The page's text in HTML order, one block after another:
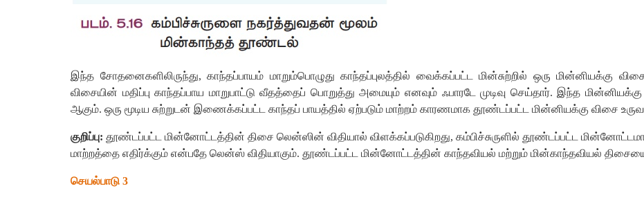
இந்த சோதனைகளிலிருந்து, காந்தப்பாயம் மாறும்பொழுது காந்தப்புலத்தில் வைக்கப்பட்ட மின்சுற்றில் ஒரு மின்னியக்கு
விசையின் மதிப்பு காந்தப்பாய மாறுபாட்டு வீதத்தைப் பொறுத்து அமையும் எனவும் ஃபாரடே முடிவு செய்தார். இந்த மின்னியக்கு
ஆகும். ஒரு மூடிய சுற்றுடன் இணைக்கப்பட்ட காந்தப் பாயத்தில் ஏற்படும் மாற்றம் காரணமாக தூண்டப்பட்ட மின்னியக்கு விசை
குறிப்பு: தூண்டப்பட்ட மின்னோட்டத்தின் திசை லென்ஸின் விதியால் விளக்கப்படுகிறது, கம்பிச்சுருளில் தூண்டப்பட்ட
மாற்றத்தை எதிர்க்கும் என்பதே லென்ஸ் விதியாகும். தூண்டப்பட்ட மின்னோட்டத்தின் காந்தவியல் மற்றும் மின்காந்தவியல்
செயல்பாடு 3